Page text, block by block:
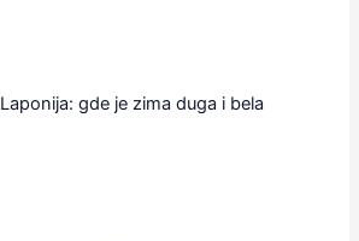
Laponija: gde je zima duga i bela